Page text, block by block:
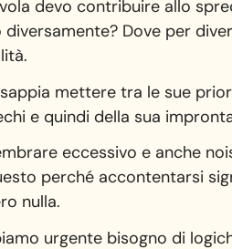
devo contribuire allo
Dove per
mettere tra le sue
e quindi della sua
eccessivo e anche
perché accontentarsi
nulla.
urgente bisogno di